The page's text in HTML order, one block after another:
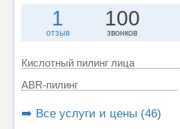
1
отзыв
100
звонков
Кислотный пилинг лица
ABR-пилинг
➡️ Все услуги и цены (46)